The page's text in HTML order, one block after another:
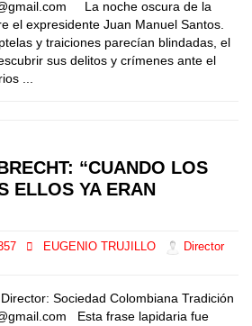
La noche oscura de la
el expresidente Juan Manuel Santos.
y traiciones parecían blindadas, el
sus delitos y crímenes ante el
...
“CUANDO LOS
ELLOS YA ERAN
EUGENIO TRUJILLO
Director
Sociedad Colombiana Tradición
Esta frase lapidaria fue